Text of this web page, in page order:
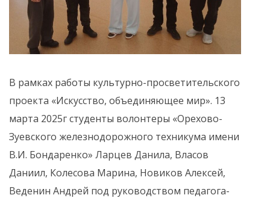
В рамках работы культурно-просветительского
проекта «Искусство, объединяющее мир». 13
марта 2025г студенты волонтеры «Орехово-
Зуевского железнодорожного техникума имени
В.И. Бондаренко» Ларцев Данила, Власов
Даниил, Колесова Марина, Новиков Алексей,
Веденин Андрей под руководством педагога-